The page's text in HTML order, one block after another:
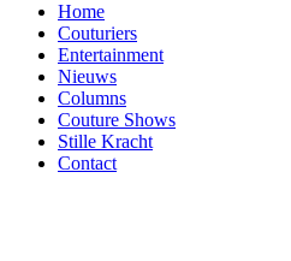
Home
Couturiers
Entertainment
Nieuws
Columns
Couture Shows
Stille Kracht
Contact